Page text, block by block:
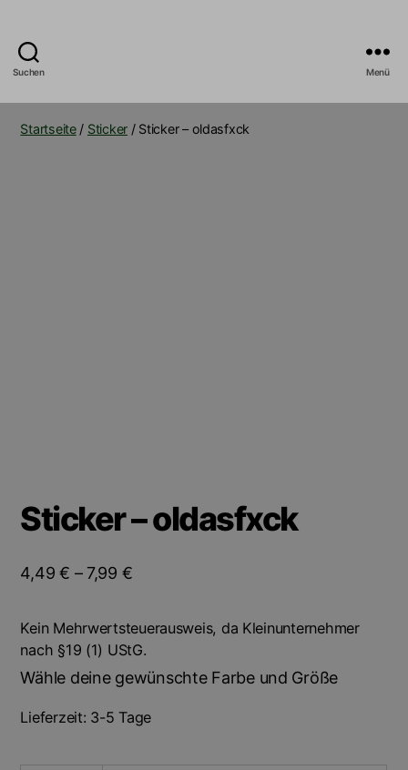
Suchen Menü
Startseite/ Sticker / Sticker – oldasfxck
Sticker – oldasfxck
4,49€ – 7,99 €
Kein Mehrwertsteuerausweis, da Kleinunternehmer
nach §19 (1) UStG.
Wähle deine gewünschte Farbe und Größe
Lieferzeit: 3-5 Tage